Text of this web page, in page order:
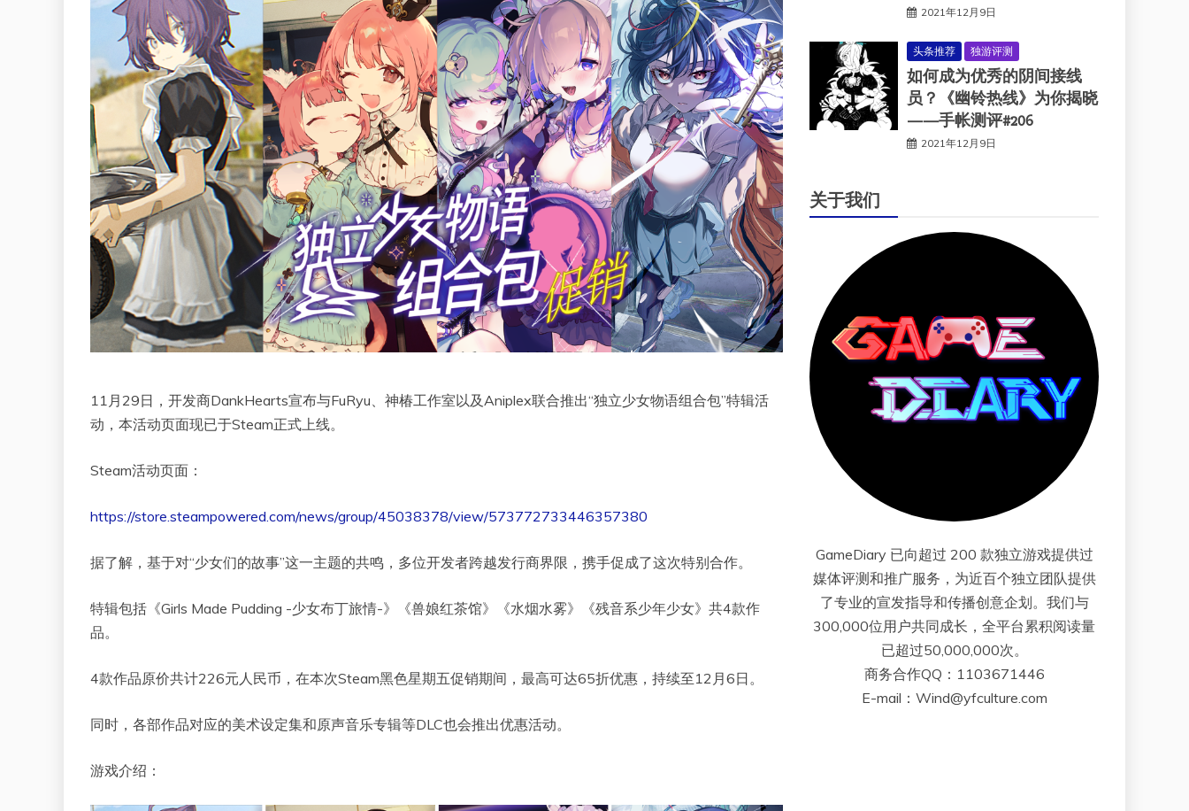
11月29日，开发商DankHearts宣布与FuRyu、神椿工作室以及Aniplex联合推出“独立少女物语组合包”特辑活
动，本活动页面现已于Steam正式上线。
Steam活动页面：
https://store.steampowered.com/news/group/45038378/view/573772733446357380
据了解，基于对“少女们的故事”这一主题的共鸣，多位开发者跨越发行商界限，携手促成了这次特别合作。
特辑包括《Girls Made Pudding -少女布丁旅情-》《兽娘红茶馆》《水烟水雾》《残音系少年少女》共4款作
品。
4款作品原价共计226元人民币，在本次Steam黑色星期五促销期间，最高可达65折优惠，持续至12月6日。
同时，各部作品对应的美术设定集和原声音乐专辑等DLC也会推出优惠活动。
游戏介绍：
2021年12月9日
头条推荐 独游评测
如何成为优秀的阴间接线
员？《幽铃热线》为你揭晓
——手帐测评#206
2021年12月9日
关于我们
GameDiary 已向超过 200 款独立游戏提供过
媒体评测和推广服务，为近百个独立团队提供
了专业的宣发指导和传播创意企划。我们与
300,000位用户共同成长，全平台累积阅读量
已超过50,000,000次。
商务合作QQ：1103671446
E-mail：Wind@yfculture.com